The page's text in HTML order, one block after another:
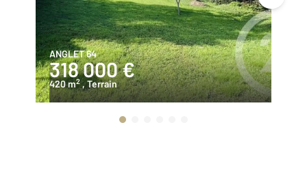
ANGLET 64
318 000 €
420 m2 , Terrain